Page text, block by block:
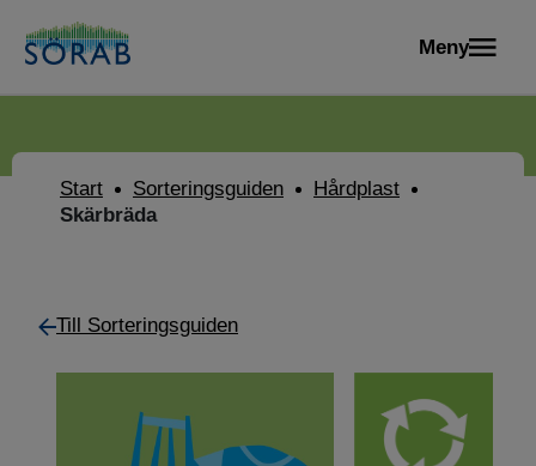
Meny
Start Sorteringsguiden
Hårdplast
Skärbräda
Till Sorteringsguiden